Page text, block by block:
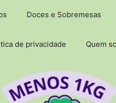
Doces e Sobremesas
de privacidade Quem